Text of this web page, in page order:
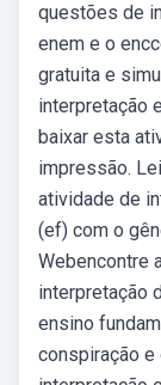
questões de
enem e o
gratuita e
interpretação
baixar esta
impressão.
atividade de
(ef) com o
Webencontre
interpretação
ensino
conspiração e